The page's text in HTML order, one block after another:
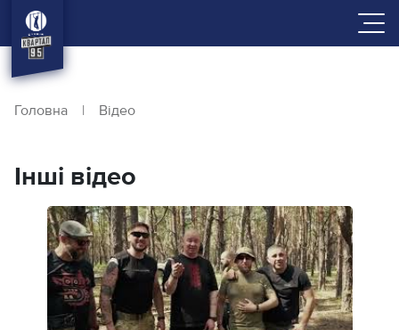
Головна | Відео
Інші відео